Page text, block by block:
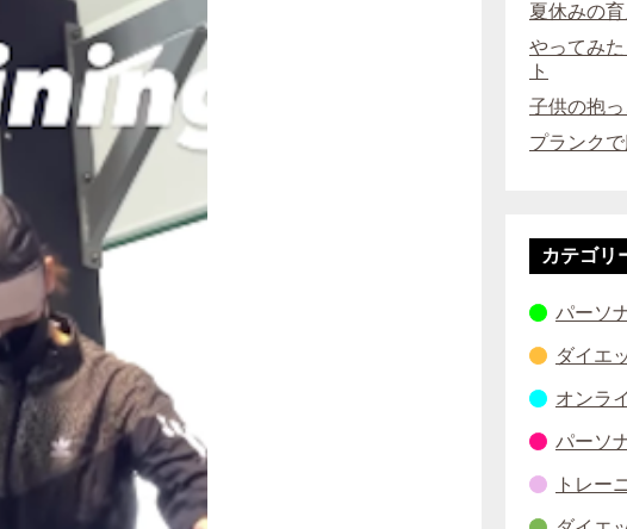
夏休みの
やってみ
ト
子供の抱
プランク
カテゴリ
パーソ
ダイエ
オンラ
パーソ
トレー